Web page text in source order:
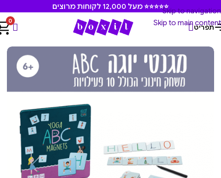
Skip to navigation
Skip to main content
⭐⭐⭐⭐⭐ מעל 12,000 לקוחות מרוצים
תפריט
0
עמוד הבית משחקים ומוצרים חינוכיים/יוגי פאן